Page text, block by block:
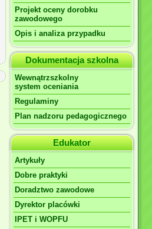
Projekt oceny dorobku
zawodowego
Opis i analiza przypadku
Dokumentacja szkolna
Wewnątrzszkolny
system oceniania
Regulaminy
Plan nadzoru pedagogicznego
Edukator
Artykuły
Dobre praktyki
Doradztwo zawodowe
Dyrektor placówki
IPET i WOPFU